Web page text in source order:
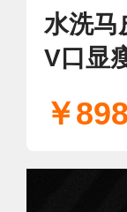
水洗马
V口显
￥